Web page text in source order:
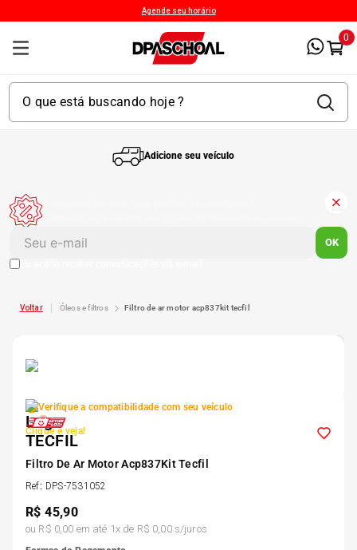
Agende seu horário
0
Adicione seu veículo
OK
óleos e filtros filtro de ar motor acp837kit tecfil
Verifique a compatibilidade com seu veículo
Clique e veja!
Filtro De Ar Motor Acp837Kit Tecfil
Ref: DPS-7531052
R$45,90
ou R$ 0,00 em até 1x de R$ 0,00s/juros
2 º Kit Pneu
6º 175 70r14
8º 185 60r15